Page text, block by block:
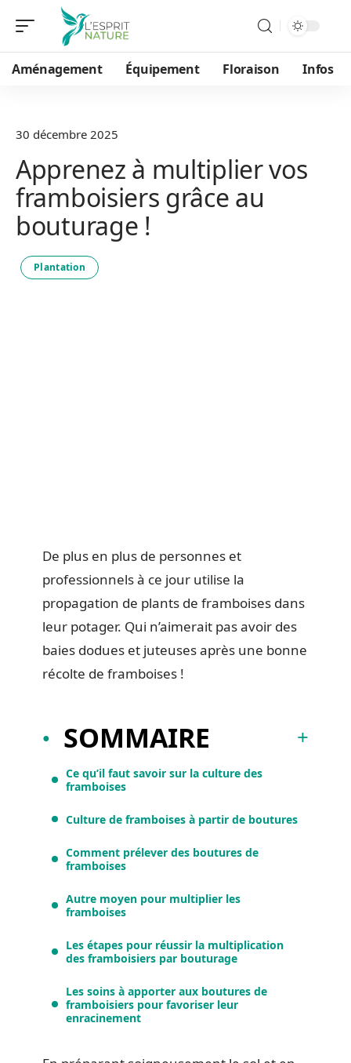
Aménagement Équipement Floraison Infos
30 décembre 2025
Apprenez à multiplier vos
framboisiers grâce au
bouturage !
Plantation
De plus en plus de personnes et
professionnels à ce jour utilise la
propagation de plants de framboises dans
leur potager. Qui n’aimerait pas avoir des
baies dodues et juteuses après une bonne
récolte de framboises !
SOMMAIRE
Ce qu’il faut savoir sur la culture des
framboises
Culture de framboises à partir de boutures
Comment prélever des boutures de
framboises
Autre moyen pour multiplier les
framboises
Les étapes pour réussir la multiplication
des framboisiers par bouturage
Les soins à apporter aux boutures de
framboisiers pour favoriser leur
enracinement